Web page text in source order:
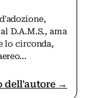
D.A.M.S., ama
lo circonda,
dell'autore →